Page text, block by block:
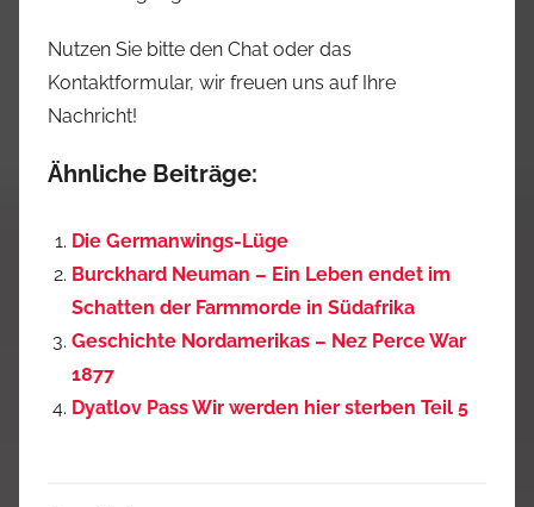
Nutzen Sie bitte den Chat oder das
Kontaktformular, wir freuen uns auf Ihre
Nachricht!
Ähnliche Beiträge:
Die Germanwings-Lüge
Burckhard Neuman – Ein Leben endet im
Schatten der Farmmorde in Südafrika
Geschichte Nordamerikas – Nez Perce War
1877
Dyatlov Pass Wir werden hier sterben Teil 5